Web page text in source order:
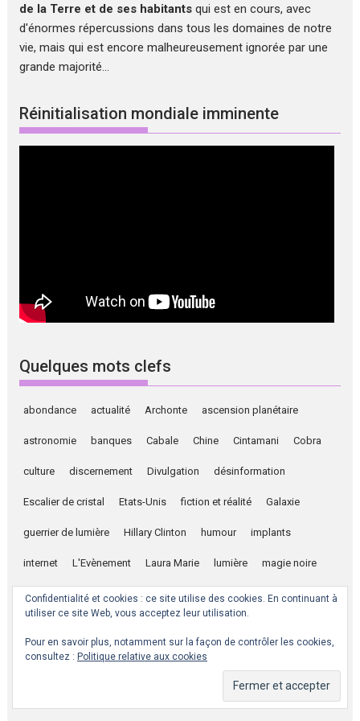
de la Terre et de ses habitants qui est en cours, avec
d'énormes répercussions dans tous les domaines de notre
vie, mais qui est encore malheureusement ignorée par une
grande majorité...
Réinitialisation mondiale imminente
Quelques mots clefs
abondance actualité Archonte ascension planétaire
astronomie banques Cabale Chine Cintamani Cobra
culture discernement Divulgation désinformation
Escalier de cristal Etats-Unis fiction et réalité Galaxie
guerrier de lumière Hillary Clinton humour implants
internet L'Evènement Laura Marie lumière magie noire
Matrice méditation nettoyage énergétique New Age
Pédophilie Russie Syrie Travailleurs de lumière
âme énergies libres
Confidentialité et cookies : ce site utilise des cookies. En continuant à
utiliser ce site Web, vous acceptez leur utilisation.
Pour en savoir plus, notamment sur la façon de contrôler les cookies,
consultez : Politique relative aux cookies